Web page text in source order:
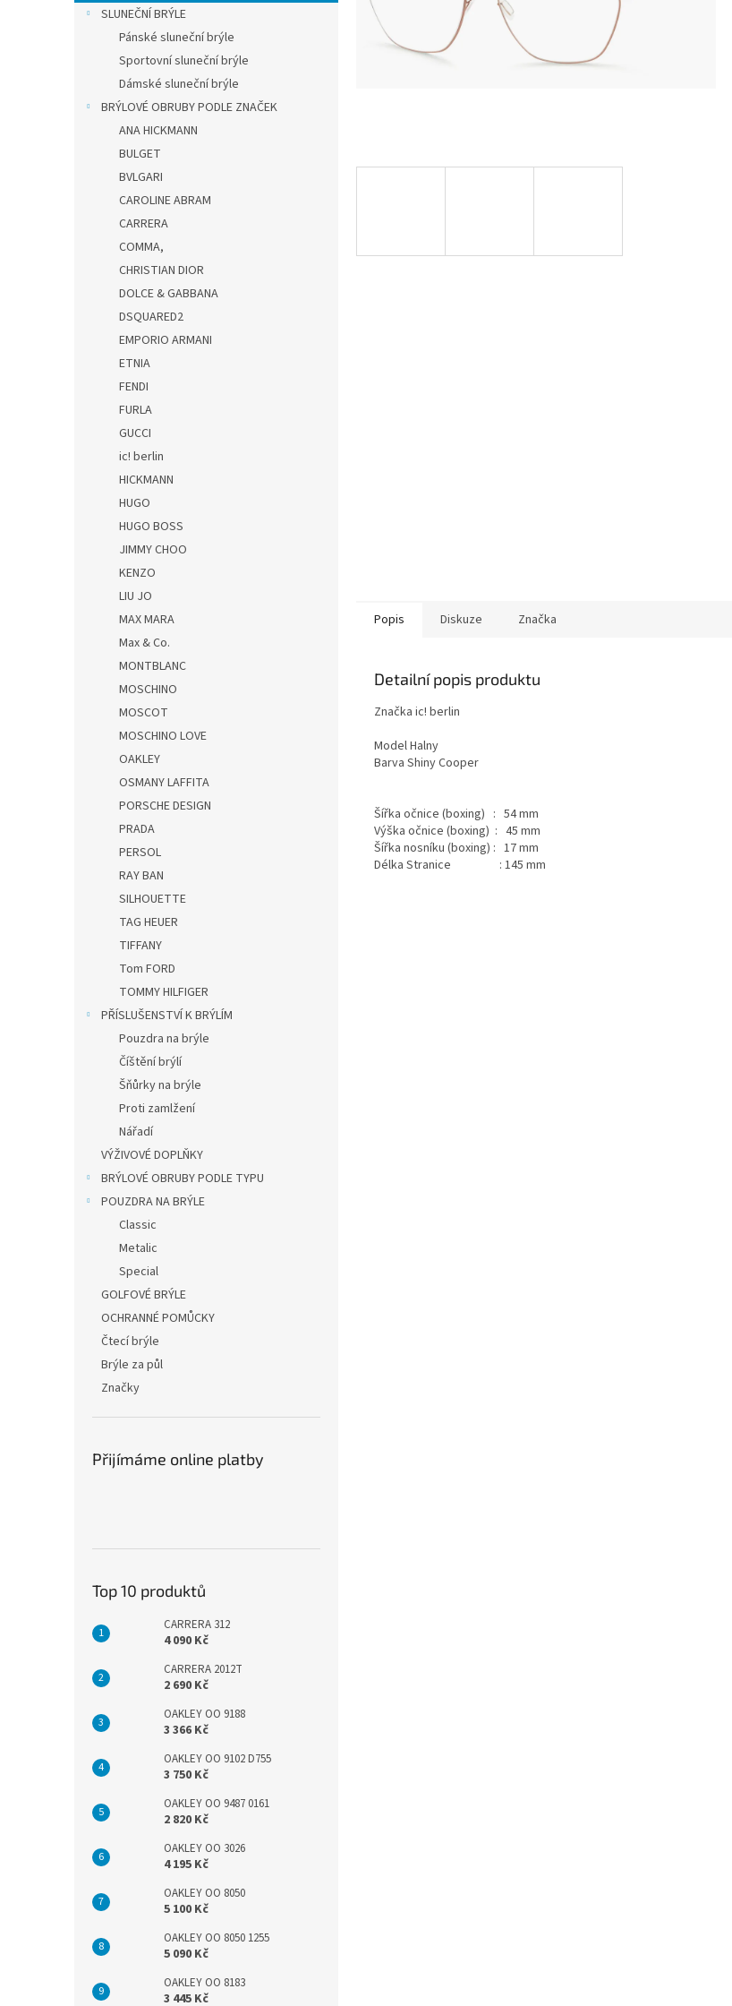
n
SLUNEČNÍ BRÝLE
Pánské sluneční brýle
Sportovní sluneční brýle
Dámské sluneční brýle
BRÝLOVÉ OBRUBY PODLE ZNAČEK
ANA HICKMANN
BULGET
BVLGARI
CAROLINE ABRAM
CARRERA
COMMA,
CHRISTIAN DIOR
DOLCE & GABBANA
DSQUARED2
EMPORIO ARMANI
ETNIA
FENDI
FURLA
GUCCI
ic! berlin
HICKMANN
HUGO
HUGO BOSS
JIMMY CHOO
KENZO
LIU JO
MAX MARA
Max & Co.
MONTBLANC
MOSCHINO
MOSCOT
MOSCHINO LOVE
OAKLEY
OSMANY LAFFITA
PORSCHE DESIGN
PRADA
PERSOL
RAY BAN
SILHOUETTE
TAG HEUER
TIFFANY
Tom FORD
TOMMY HILFIGER
PŘÍSLUŠENSTVÍ K BRÝLÍM
Pouzdra na brýle
Číštění brýlí
Šňůrky na brýle
Proti zamlžení
Nářadí
VÝŽIVOVÉ DOPLŇKY
BRÝLOVÉ OBRUBY PODLE TYPU
POUZDRA NA BRÝLE
Classic
Metalic
Special
GOLFOVÉ BRÝLE
OCHRANNÉ POMŮCKY
Čtecí brýle
Brýle za půl
Značky
Přijímáme online platby
Top 10 produktů
CARRERA 312
4 090 Kč
CARRERA 2012T
2 690 Kč
OAKLEY OO 9188
3 366 Kč
OAKLEY OO 9102 D755
3 750 Kč
OAKLEY OO 9487 0161
2 820 Kč
OAKLEY OO 3026
4 195 Kč
OAKLEY OO 8050
5 100 Kč
OAKLEY OO 8050 1255
5 090 Kč
OAKLEY OO 8183
3 445 Kč
Popis Diskuze Značka
Detailní popis produktu
Značka ic! berlin
Model Halny
Barva Shiny Cooper
Šířka očnice (boxing) : 54 mm
Výška očnice (boxing) : 45 mm
Šířka nosníku (boxing) : 17 mm
Délka Stranice : 145 mm